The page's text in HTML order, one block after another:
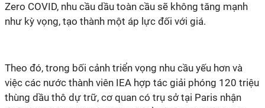
Zero COVID, nhu cầu dầu toàn cầu sẽ không tăng mạnh
như kỳ vọng, tạo thành một áp lực đối với giá.
Theo đó, trong bối cảnh triển vọng nhu cầu yếu hơn và
việc các nước thành viên IEA hợp tác giải phóng 120 triệu
thùng dầu thô dự trữ, cơ quan có trụ sở tại Paris nhận